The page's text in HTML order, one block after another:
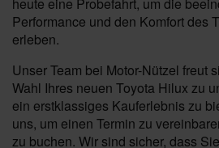
Performance und den Komfort des
erleben.
Unser Team bei Motor-Nützel freut
Wahl Ihres neuen Toyota Hilux zu
ein erstklassiges Kauferlebnis zu
uns, um einen Termin zu
zu buchen. Wir sind sicher, dass